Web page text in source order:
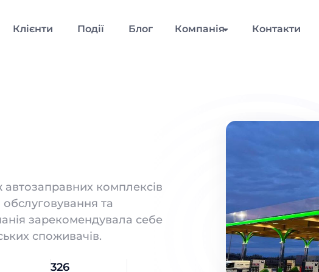
Клієнти Події Блог Компанія Контакти
комплексів
обслуговування та
зарекомендувала себе
споживачів.
326